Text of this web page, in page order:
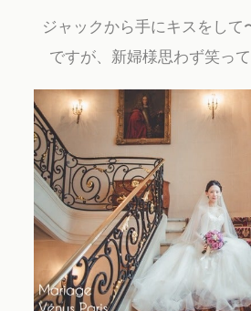
ジャックから手にキスをし
ですが、新婦様思わず笑っ